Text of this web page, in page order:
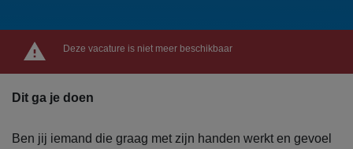
Deze vacature is niet meer beschikbaar
Dit ga je doen
Ben jij iemand die graag met zijn handen werkt en gevoel